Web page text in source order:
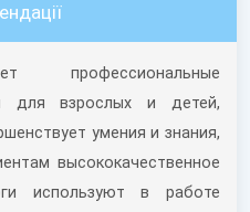
профессиональные
для взрослых и детей,
умения и знания,
высококачественное
используют в работе